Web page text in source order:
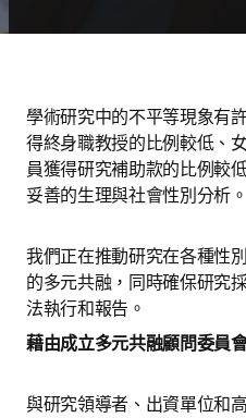
學術研究中的不平等現象有
得終身職教授的比例較低、
員獲得研究補助款的比例較
妥善的生理與社會性別分析。
我們正在推動研究在各種性
的多元共融，同時確保研究
法執行和報告。
藉由成立多元共融顧問委員
與研究領導者、出資單位和